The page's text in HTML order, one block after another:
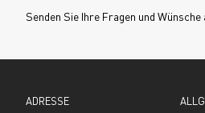
Senden Sie Ihre Fragen und Wünsche
ADRESSE